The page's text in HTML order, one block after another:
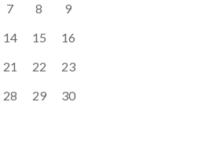
7 8
9
14 15
16
21 22
23
28 29
30